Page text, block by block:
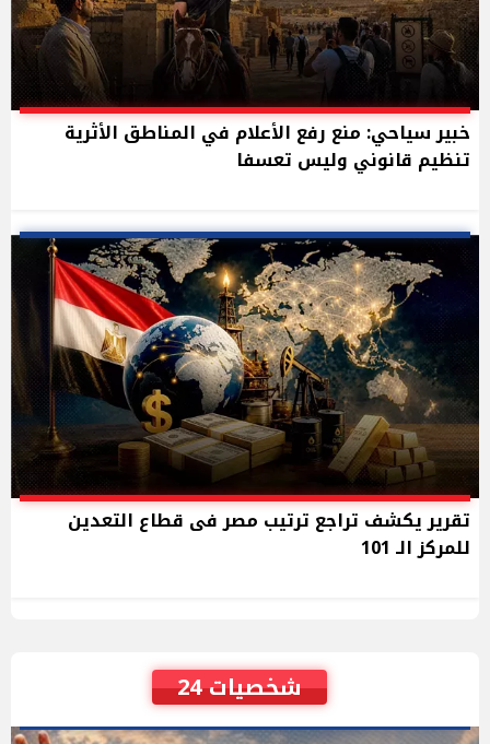
خبير سياحي: منع رفع الأعلام في المناطق الأثرية
تنظيم قانوني وليس تعسفا
تقرير يكشف تراجع ترتيب مصر فى قطاع التعدين
للمركز الـ 101
شخصيات 24